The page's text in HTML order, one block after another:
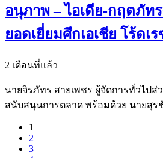
อนุภาพ – ไอเดีย-กฤตภัท
ยอดเยี่ยมศึกเอเชีย โร้ดเ
2 เดือนที่แล้ว
นายจิรภัทร สายเพชร ผู้จัดการทั่วไปส่
สนับสนุนการตลาด พร้อมด้วย นายสุร
1
2
3